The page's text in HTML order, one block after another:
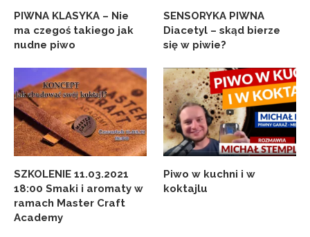
PIWNA KLASYKA – Nie
ma czegoś takiego jak
nudne piwo
SENSORYKA PIWNA
Diacetyl – skąd bierze
się w piwie?
SZKOLENIE 11.03.2021
18:00 Smaki i aromaty w
ramach Master Craft
Academy
Piwo w kuchni i w
koktajlu